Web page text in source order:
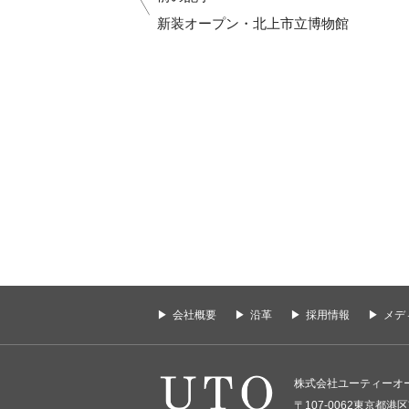
新装オープン・北上市立博物館
会社概要 沿革 採用情報 メデ
株式会社ユーティーオ
〒107-0062東京都港